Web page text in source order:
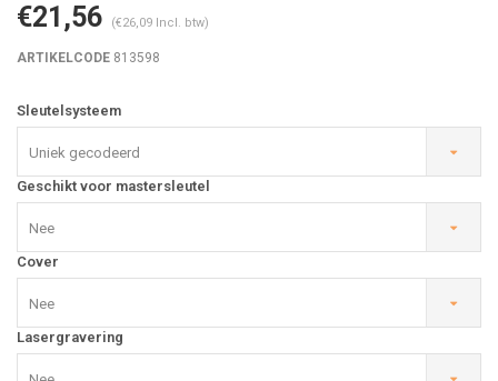
€21,56 (€26,09 Incl. btw)
ARTIKELCODE 813598
Sleutelsysteem
Uniek gecodeerd
Geschikt voor mastersleutel
Nee
Cover
Nee
Lasergravering